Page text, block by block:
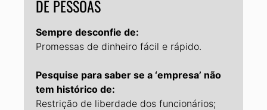
DE PESSOAS
Sempre desconfie de:
Promessas de dinheiro fácil e rápido.
Pesquise para saber se a ‘empresa’ não
tem histórico de:
Restrição de liberdade dos funcionários;